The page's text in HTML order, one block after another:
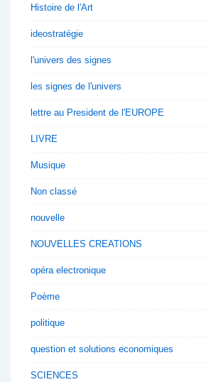
Histoire de l'Art
ideostratégie
l'univers des signes
les signes de l'univers
lettre au President de l'EUROPE
LIVRE
Musique
Non classé
nouvelle
NOUVELLES CREATIONS
opéra electronique
Poème
politique
question et solutions economiques
SCIENCES